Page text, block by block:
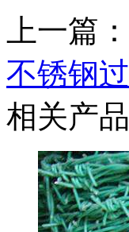
上一篇：
不锈钢
相关产品